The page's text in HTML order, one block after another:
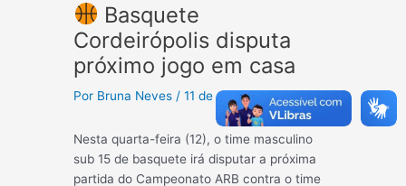
Basquete
Cordeirópolis disputa
próximo jogo em casa
Por Bruna Neves /11 de abril de 2023
Nesta quarta-feira (12), o time masculino
sub 15 de basquete irá disputar a próxima
partida do Campeonato ARB contra o time